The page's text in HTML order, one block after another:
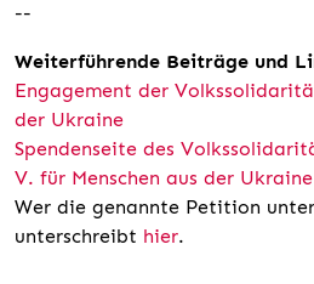
--
Weiterführende Beiträge und
Engagement der
der Ukraine
Spendenseite des
V. für Menschen aus der Ukraine
Wer die genannte Petition
unterschreibt hier.